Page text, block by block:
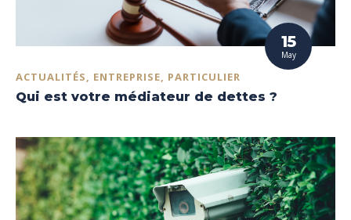
15
May
ACTUALITÉS, ENTREPRISE, PARTICULIER
Qui est votre médiateur de dettes ?